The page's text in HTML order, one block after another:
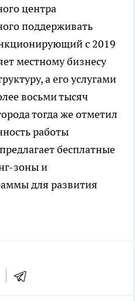
центра
поддерживать
с 2019
местному бизнесу
а его услугами
восьми тысяч
тогда же отметил
работы
бесплатные
зоны и
для развития